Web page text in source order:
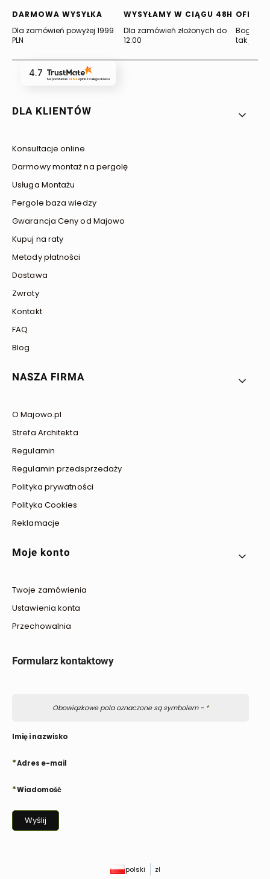
DARMOWA WYSYŁKA
Dla zamówień powyżej 1999
PLN
WYSYŁAMY W CIĄGU 48H
Dla zamówień złożonych do
12:00
Bogata
tak jak
4.7
Na podstawie 1494opinii z całego okresu
Linki w stopce
DLA KLIENTÓW
Konsultacje online
Darmowy montaż na pergolę
Usługa Montażu
Pergole baza wiedzy
Gwarancja Ceny od Majowo
Kupuj na raty
Metody płatności
Dostawa
Zwroty
Kontakt
FAQ
Blog
NASZA FIRMA
O Majowo.pl
Strefa Architekta
Regulamin
Regulamin przedsprzedaży
Polityka prywatności
Polityka Cookies
Reklamacje
Moje konto
Twoje zamówienia
Ustawienia konta
Przechowalnia
Formularz kontaktowy
Obowiązkowe pola oznaczone są symbolem - *
Imię i nazwisko
*Adres e-mail
*Wiadomość
Wyślij
polski zł